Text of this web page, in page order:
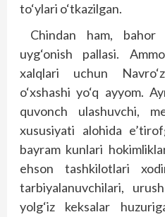
to‘ylari o‘tkazilgan.
Chindan ham,
uyg‘onish pallasi.
xalqlari uchun
o‘xshashi yo‘q ayyom.
quvonch ulashuvchi,
xususiyati alohida
bayram kunlari
ehson tashkilotlari
tarbiyalanuvchilari,
yolg‘iz keksalar